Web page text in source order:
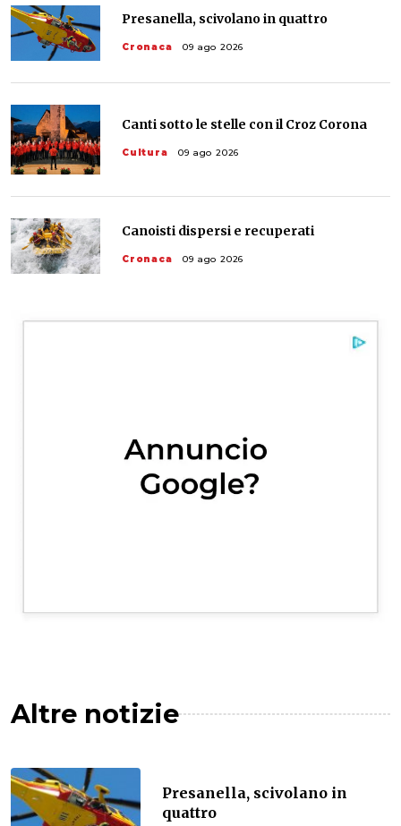
Presanella, scivolano in quattro
Cronaca 09 ago 2026
Canti sotto le stelle con il Croz Corona
Cultura 09 ago 2026
Canoisti dispersi e recuperati
Cronaca 09 ago 2026
Altre notizie
Presanella, scivolano in
quattro